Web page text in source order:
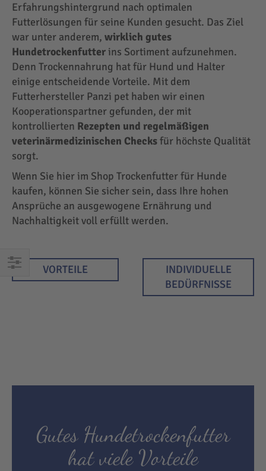
EINKAUFEN
Erfahrungshintergrund nach optimalen
Futterlösungen für seine Kunden gesucht. Das Ziel
war unter anderem, wirklich gutes
Hundetrockenfutter ins Sortiment aufzunehmen.
Denn Trockennahrung hat für Hund und Halter
einige entscheidende Vorteile. Mit dem
Futterhersteller Panzi pet haben wir einen
Kooperationspartner gefunden, der mit
kontrollierten Rezepten und regelmäßigen
veterinärmedizinischen Checksfür höchste Qualität
sorgt.
Wenn Sie hier im Shop Trockenfutter für Hunde
kaufen, können Sie sicher sein, dass Ihre hohen
Ansprüche an ausgewogene Ernährung und
Nachhaltigkeit voll erfüllt werden.
VORTEILE
INDIVIDUELLE
BEDÜRFNISSE
Gutes Hundetrockenfutter
hat viele Vorteile